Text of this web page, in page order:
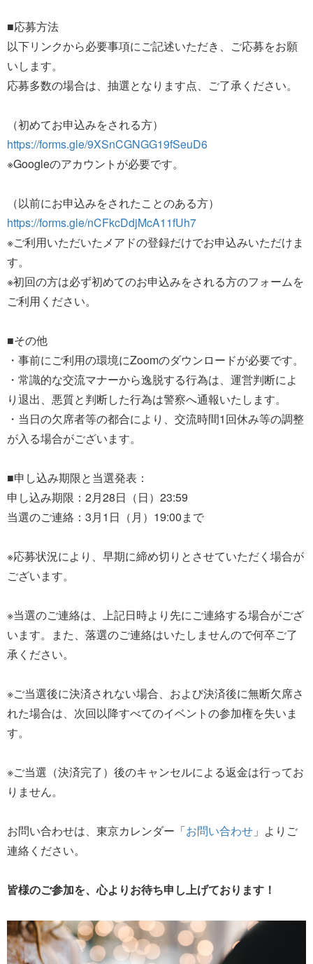
■応募方法
以下リンクから必要事項にご記述いただき、ご応募をお願
いします。
応募多数の場合は、抽選となります点、ご了承ください。
（初めてお申込みをされる方）
https://forms.gle/9XSnCGNGG19fSeuD6
※Googleのアカウントが必要です。
（以前にお申込みをされたことのある方）
https://forms.gle/nCFkcDdjMcA11fUh7
※ご利用いただいたメアドの登録だけでお申込みいただけま
す。
※初回の方は必ず初めてのお申込みをされる方のフォームを
ご利用ください。
■その他
・事前にご利用の環境にZoomのダウンロードが必要です。
・常識的な交流マナーから逸脱する行為は、運営判断によ
り退出、悪質と判断した行為は警察へ通報いたします。
・当日の欠席者等の都合により、交流時間1回休み等の調整
が入る場合がございます。
■申し込み期限と当選発表：
申し込み期限：2月28日（日）23:59
当選のご連絡：3月1日（月）19:00まで
※応募状況により、早期に締め切りとさせていただく場合が
ございます。
※当選のご連絡は、上記日時より先にご連絡する場合がござ
います。また、落選のご連絡はいたしませんので何卒ご了
承ください。
※ご当選後に決済されない場合、および決済後に無断欠席さ
れた場合は、次回以降すべてのイベントの参加権を失いま
す。
※ご当選（決済完了）後のキャンセルによる返金は行ってお
りません。
お問い合わせは、東京カレンダー「お問い合わせ 」よりご
連絡ください。
皆様のご参加を、心よりお待ち申し上げております！